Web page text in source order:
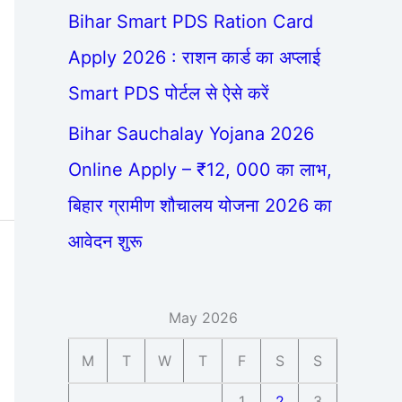
Bihar Smart PDS Ration Card
Apply 2026 : राशन कार्ड का अप्लाई
Smart PDS पोर्टल से ऐसे करें
Bihar Sauchalay Yojana 2026
Online Apply – ₹12, 000 का लाभ,
बिहार ग्रामीण शौचालय योजना 2026 का
आवेदन शुरू
May 2026
M T W T F S S